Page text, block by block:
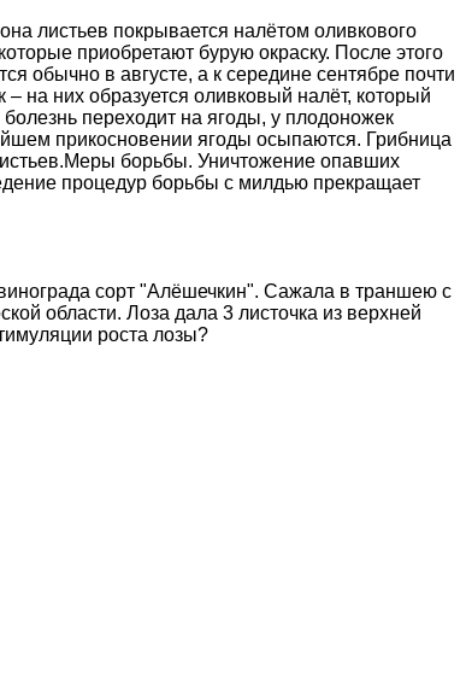
листьев покрывается налётом оливкового
приобретают бурую окраску. После этого
обычно в августе, а к середине сентябре почти
на них образуется оливковый налёт, который
переходит на ягоды, у плодоножек
прикосновении ягоды осыпаются. Грибница
борьбы. Уничтожение опавших
процедур борьбы с милдью прекращает
сорт "Алёшечкин". Сажала в траншею с
области. Лоза дала 3 листочка из верхней
роста лозы?